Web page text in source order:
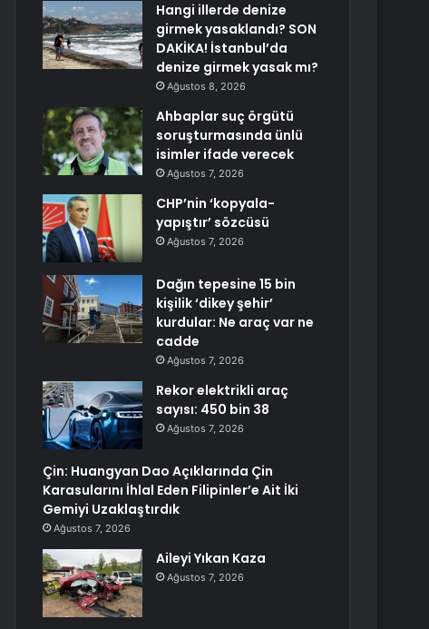
Hangi illerde denize
girmek yasaklandı? SON
DAKİKA! İstanbul’da
denize girmek yasak mı?
Ağustos 8, 2026
Ahbaplar suç örgütü
soruşturmasında ünlü
isimler ifade verecek
Ağustos 7, 2026
CHP’nin ‘kopyala-
yapıştır’ sözcüsü
Ağustos 7, 2026
Dağın tepesine 15 bin
kişilik ‘dikey şehir’
kurdular: Ne araç var ne
cadde
Ağustos 7, 2026
Rekor elektrikli araç
sayısı: 450 bin 38
Ağustos 7, 2026
Çin: Huangyan Dao Açıklarında Çin
Karasularını İhlal Eden Filipinler’e Ait İki
Gemiyi Uzaklaştırdık
Ağustos 7, 2026
Aileyi Yıkan Kaza
Ağustos 7, 2026